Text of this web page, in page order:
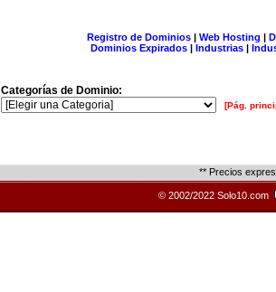
Registro de Dominios| Web Hosting |
Dominios Expirados | Industrias |
Categorías de Dominio:
[Pág.
** Precios
© 2002/2022 Solo10.com